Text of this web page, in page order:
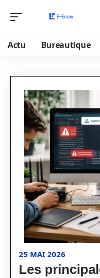
Actu Bureautique
25 MAI 2026
Les